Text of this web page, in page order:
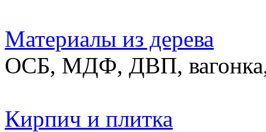
Материалы из дерева
ОСБ, МДФ, ДВП,
Кирпич и плитка